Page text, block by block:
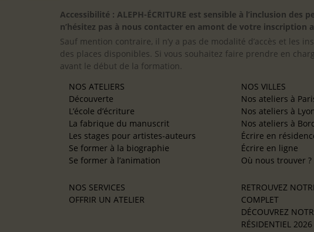
Accessibilité : ALEPH-ÉCRITURE est sensible à l’inclusion
n’hésitez pas à nous contacter en amont de votre
Sauf mention contraire, il n’y a pas de modalité d’accès et les
des places disponibles. Si vous souhaitez faire prendre en
avant le début de la formation.
NOS ATELIERS
Découverte
L’école d’écriture
La fabrique du manuscrit
Les stages pour artistes-auteurs
Se former à la biographie
Se former à l’animation
NOS SERVICES
OFFRIR UN ATELIER
NOS VILLES
Nos ateliers à
Nos ateliers à
Nos ateliers à
Écrire en
Écrire en ligne
Où nous trouver ?
RETROUVEZ
COMPLET
DÉCOUVREZ
RÉSIDENTIEL 2026